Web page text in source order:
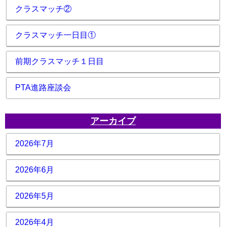
クラスマッチ②
クラスマッチ一日目①
前期クラスマッチ１日目
PTA進路座談会
アーカイブ
2026年7月
2026年6月
2026年5月
2026年4月